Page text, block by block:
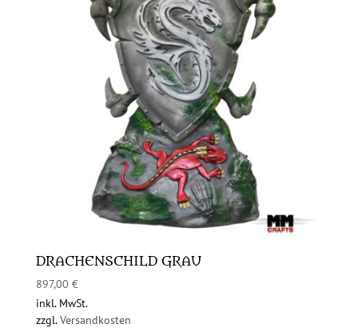
DRACHENSCHILD GRAU
897,00 €
inkl. MwSt.
zzgl.Versandkosten